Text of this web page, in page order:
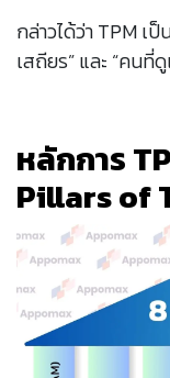
กล่าวได้ว่า TPM เ
เสถียร” และ “คนที่
หลักการ
Pillars of